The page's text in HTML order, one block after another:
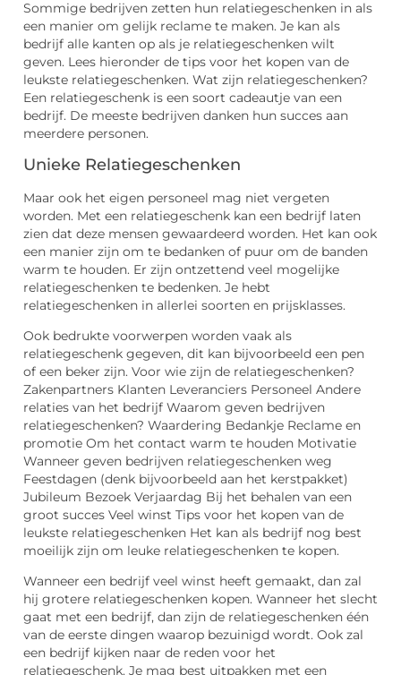
Sommige bedrijven zetten hun relatiegeschenken in als
een manier om gelijk reclame te maken. Je kan als
bedrijf alle kanten op als je relatiegeschenken wilt
geven. Lees hieronder de tips voor het kopen van de
leukste relatiegeschenken. Wat zijn relatiegeschenken?
Een relatiegeschenk is een soort cadeautje van een
bedrijf. De meeste bedrijven danken hun succes aan
meerdere personen.
Unieke Relatiegeschenken
Maar ook het eigen personeel mag niet vergeten
worden. Met een relatiegeschenk kan een bedrijf laten
zien dat deze mensen gewaardeerd worden. Het kan ook
een manier zijn om te bedanken of puur om de banden
warm te houden. Er zijn ontzettend veel mogelijke
relatiegeschenken te bedenken. Je hebt
relatiegeschenken in allerlei soorten en prijsklasses.
Ook bedrukte voorwerpen worden vaak als
relatiegeschenk gegeven, dit kan bijvoorbeeld een pen
of een beker zijn. Voor wie zijn de relatiegeschenken?
Zakenpartners Klanten Leveranciers Personeel Andere
relaties van het bedrijf Waarom geven bedrijven
relatiegeschenken? Waardering Bedankje Reclame en
promotie Om het contact warm te houden Motivatie
Wanneer geven bedrijven relatiegeschenken weg
Feestdagen (denk bijvoorbeeld aan het kerstpakket)
Jubileum Bezoek Verjaardag Bij het behalen van een
groot succes Veel winst Tips voor het kopen van de
leukste relatiegeschenken Het kan als bedrijf nog best
moeilijk zijn om leuke relatiegeschenken te kopen.
Wanneer een bedrijf veel winst heeft gemaakt, dan zal
hij grotere relatiegeschenken kopen. Wanneer het slecht
gaat met een bedrijf, dan zijn de relatiegeschenken één
van de eerste dingen waarop bezuinigd wordt. Ook zal
een bedrijf kijken naar de reden voor het
relatiegeschenk. Je mag best uitpakken met een